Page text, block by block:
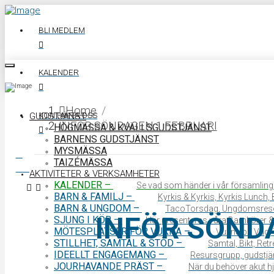
BLI MEDLEM
KALENDER
KONTAKTA OSS
0340 64 11 00
GUDSTJÄNST
HÖGMÄSSA & KVÄLLSGUDSTJÄNST
BARNENS GUDSTJÄNST
MYSMÄSSA
TAIZÉMÄSSA
AKTIVITETER & VERKSAMHETER
KALENDER – Se vad som händer i vår
BARN & FAMILJ – Kyrkis & Kyrkis, Kyrkis
BARN & UNGDOM – TacoTorsdag,
SJUNG I KÖR– Här presenteras våra Barnkörer
MÖTESPLATSER FÖR VUXNA – Vuxna på
STILLHET, SAMTAL & STÖD – Samtal, Bikt,
IDEELLT ENGAGEMANG – Resursgrupp,
JOURHAVANDE PRÄST – När du behöver akut
Home /
INFÖR SÖNDAGEN 1 FEBRUARI
INFÖR